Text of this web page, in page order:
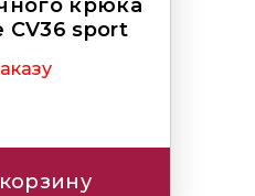
крюка
CV36 sport